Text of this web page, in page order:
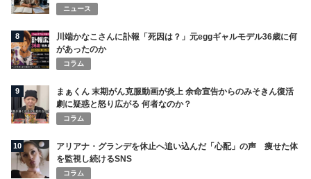
ニュース
8
川端かなこさんに訃報「死因は？」元eggギャルモデル36歳に何
があったのか
コラム
9
まぁくん 末期がん克服動画が炎上 余命宣告からのみそきん復活
劇に疑惑と怒り広がる 何者なのか？
コラム
10
アリアナ・グランデを休止へ追い込んだ「心配」の声 痩せた体
を監視し続けるSNS
コラム